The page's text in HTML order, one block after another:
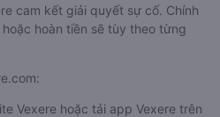
cam kết giải quyết sự cố. Chính
hoàn tiền sẽ tùy theo từng
Vexere hoặc tải app Vexere trên